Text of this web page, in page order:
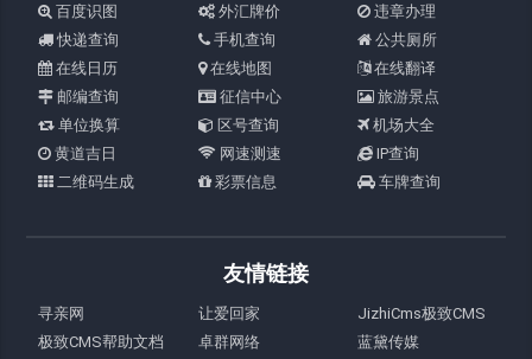
百度识图
外汇牌价
违章办理
快递查询
手机查询
公共厕所
在线日历
在线地图
在线翻译
邮编查询
征信中心
旅游景点
单位换算
区号查询
机场大全
黄道吉日
网速测速
IP查询
二维码生成
彩票信息 车牌查询
友情链接
寻亲网 让爱回家
JizhiCms极致CMS
极致CMS帮助文档
卓群网络
蓝黛传媒